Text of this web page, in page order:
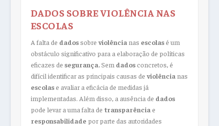
DADOS SOBRE VIOLÊNCIA NAS
ESCOLAS
A falta de dadossobre violência nas escolasé um
obstáculo significativo para a elaboração de políticas
eficazes de segurança.Sem dadosconcretos, é
difícil identificar as principais causas de violência nas
escolase avaliar a eficácia de medidas já
implementadas. Além disso, a ausência de dados
pode levar a uma falta de transparência e
responsabilidade por parte das autoridades